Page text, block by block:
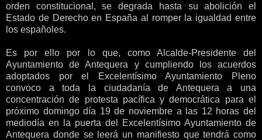
orden constitucional, se degrada hasta su abolición el
Estado de Derecho en España al romper la igualdad entre
los españoles.
Es por ello por lo que, como Alcalde-Presidente del
Ayuntamiento de Antequera y cumpliendo los acuerdos
adoptados por el Excelentísimo Ayuntamiento Pleno
convoco a toda la ciudadanía de Antequera a una
concentración de protesta pacífica y democrática para el
próximo domingo día 19 de noviembre a las 12 horas del
mediodía en la puerta del Excelentísimo Ayuntamiento de
Antequera donde se leerá un manifiesto que tendrá como